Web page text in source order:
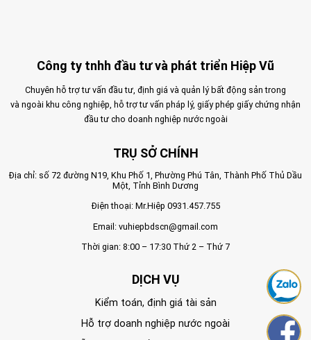
Công ty tnhh đầu tư và phát triển Hiệp Vũ
Chuyên hỗ trợ tư vấn đầu tư, định giá và quản lý bất động sản trong
và ngoài khu công nghiệp, hỗ trợ tư vấn pháp lý, giấy phép giấy chứng nhận
đầu tư cho doanh nghiệp nước ngoài
TRỤ SỞ CHÍNH
Địa chỉ: số 72 đường N19, Khu Phố 1, Phường Phú Tân, Thành Phố Thủ Dầu
Một, Tỉnh Bình Dương
Điện thoại: Mr.Hiệp 0931.457.755
Email: vuhiepbdscn@gmail.com
Thời gian: 8:00 – 17:30 Thứ 2 – Thứ 7
DỊCH VỤ
Kiểm toán, định giá tài sản
Hỗ trợ doanh nghiệp nước ngoài